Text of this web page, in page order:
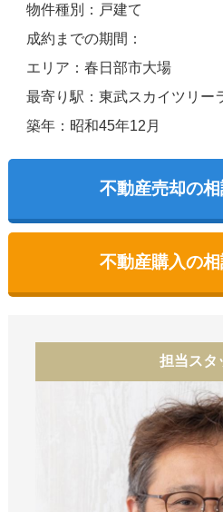
物件種別：戸建て
成約までの期間：
エリア：春日部市大場
最寄り駅：東武スカイツリー
築年：昭和45年12月
不動産売却の
不動産購入の
担当スタ